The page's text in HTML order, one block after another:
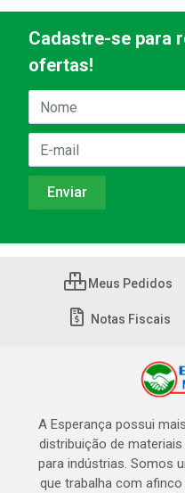
Cadastre-se para
ofertas!
Meus Pedidos
Notas Fiscais
A Esperança possui
distribuição de
para indústrias. Somos
que trabalha com